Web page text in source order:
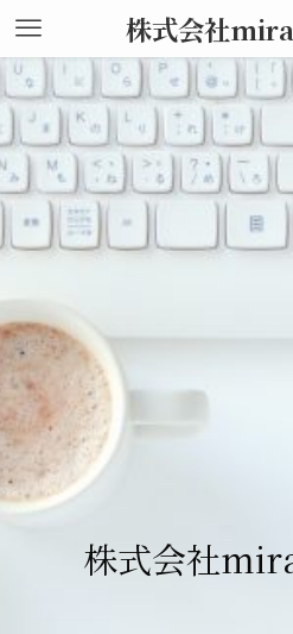
株式会社
株式会社